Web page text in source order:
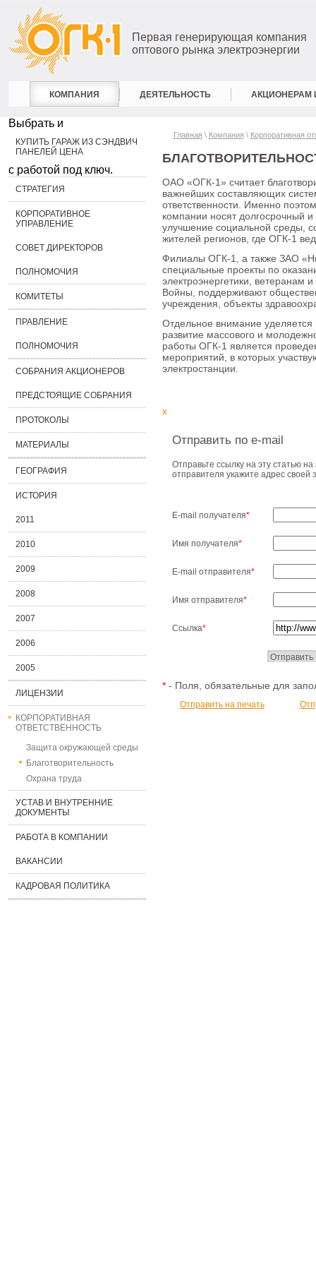
Первая генерирующая компания
оптового рынка электроэнергии
КОМПАНИЯ ДЕЯТЕЛЬНОСТЬ АКЦИОНЕРАМ
Выбрать и
КУПИТЬ ГАРАЖ ИЗ СЭНДВИЧ
ПАНЕЛЕЙ ЦЕНА
с работой под ключ.
СТРАТЕГИЯ
КОРПОРАТИВНОЕ
УПРАВЛЕНИЕ
СОВЕТ ДИРЕКТОРОВ
ПОЛНОМОЧИЯ
КОМИТЕТЫ
ПРАВЛЕНИЕ
ПОЛНОМОЧИЯ
СОБРАНИЯ АКЦИОНЕРОВ
ПРЕДСТОЯЩИЕ СОБРАНИЯ
ПРОТОКОЛЫ
МАТЕРИАЛЫ
ГЕОГРАФИЯ
ИСТОРИЯ
2011
2010
2009
2008
2007
2006
2005
ЛИЦЕНЗИИ
КОРПОРАТИВНАЯ
ОТВЕТСТВЕННОСТЬ
Защита окружающей среды
Благотворительность
Охрана труда
УСТАВ И ВНУТРЕННИЕ
ДОКУМЕНТЫ
РАБОТА В КОМПАНИИ
ВАКАНСИИ
КАДРОВАЯ ПОЛИТИКА
Главная \ Компания \ Корпоративная
ОАО «ОГК-1» считает
важнейших составляющих
ответственности. Именно
компании носят долгосрочный
улучшение социальной среды,
жителей регионов, где ОГК-1
Филиалы ОГК-1, а также ЗАО
специальные проекты по
электроэнергетики, ветеранам
Войны, поддерживают
учреждения, объекты
Отдельное внимание
развитие массового и
работы ОГК-1 является
мероприятий, в которых
электростанции.
x
Отправить по e-mail
Отправьте ссылку на эту статью
отправителя укажите адрес своей
E-mail получателя*
Имя получателя*
E-mail отправителя*
Имя отправителя*
Ссылка*
*- Поля, обязательные для
Отправить на печать